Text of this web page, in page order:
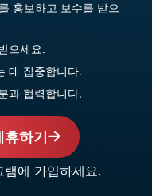
홍보하고 보수를 받으
으세요.
데 집중합니다.
과 협력합니다.
하기